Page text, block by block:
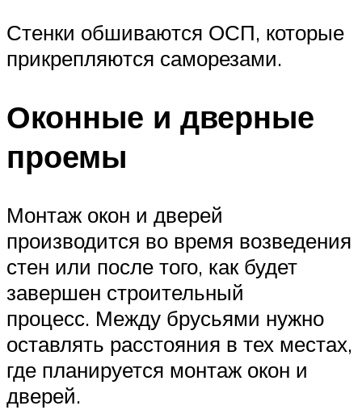
Стенки обшиваются ОСП, которые
прикрепляются саморезами.
Оконные и дверные
проемы
Монтаж окон и дверей
производится во время возведения
стен или после того, как будет
завершен строительный
процесс. Между брусьями нужно
оставлять расстояния в тех местах,
где планируется монтаж окон и
дверей.